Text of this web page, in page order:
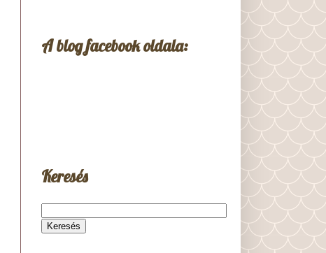
A blog facebook oldala:
Keresés